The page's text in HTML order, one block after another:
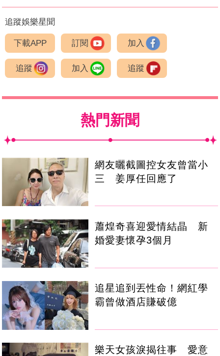
追蹤娛樂星聞
下載APP 訂閱 加入
追蹤 加入 追蹤
熱門新聞
網友曬截圖控女友曾當小
三 姜厚任回應了
蕭煌奇喜迎愛情結晶 新
婚愛妻懷孕3個月
追星追到丟性命！網紅學
霸曾做酒店賺破億
樂天女孩淚揭往事 愛意